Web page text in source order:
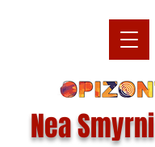
Nea Smyrni